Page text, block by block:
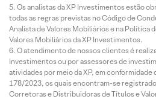
Os analistas da XP Investimentos estão
todas as regras previstas no Código de
Analista de Valores Mobiliários e na Política
Valores Mobiliários da XP Investimentos.
O atendimento de nossos clientes é
Investimentos ou por assessores de
atividades por meio da XP, em conformidade
178/2023, os quais encontram-se
Corretoras e Distribuidoras de Títulos e